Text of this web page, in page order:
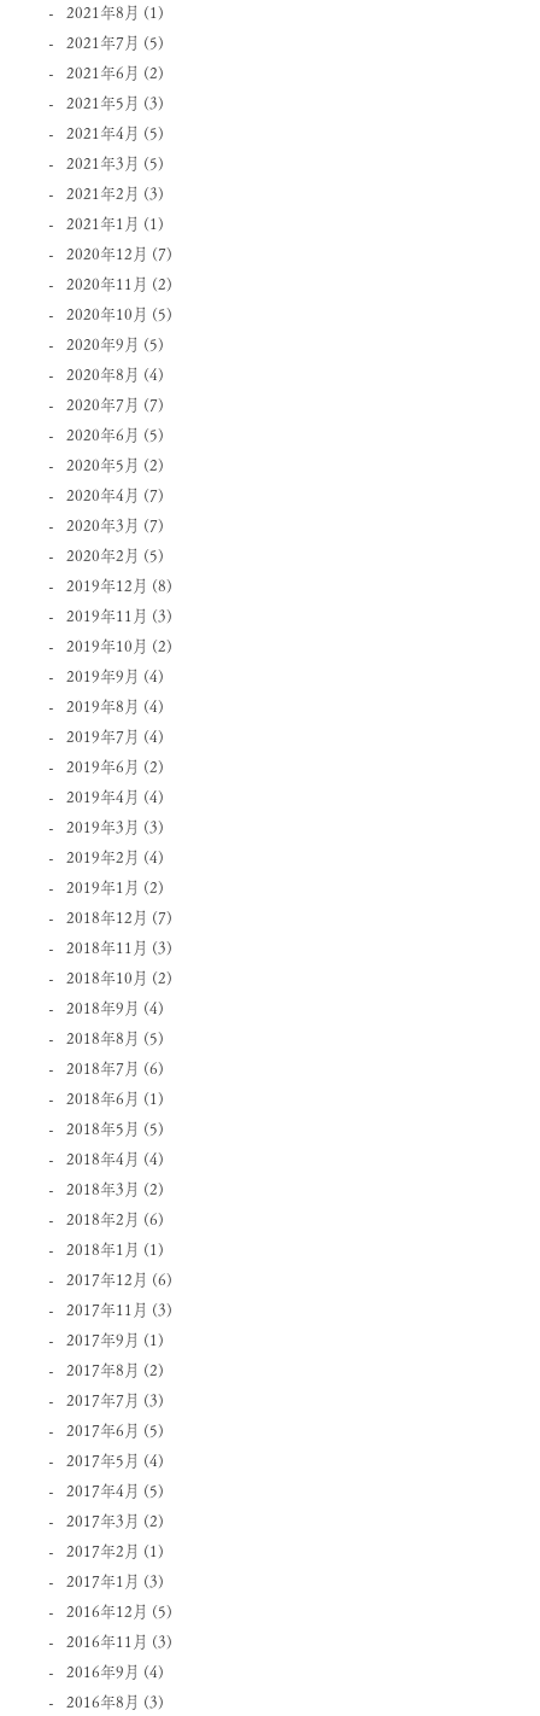
2021年8月 (1)
2021年7月 (5)
2021年6月 (2)
2021年5月 (3)
2021年4月 (5)
2021年3月 (5)
2021年2月 (3)
2021年1月 (1)
2020年12月 (7)
2020年11月 (2)
2020年10月 (5)
2020年9月 (5)
2020年8月 (4)
2020年7月 (7)
2020年6月 (5)
2020年5月 (2)
2020年4月 (7)
2020年3月 (7)
2020年2月 (5)
2019年12月 (8)
2019年11月 (3)
2019年10月 (2)
2019年9月 (4)
2019年8月 (4)
2019年7月 (4)
2019年6月 (2)
2019年4月 (4)
2019年3月 (3)
2019年2月 (4)
2019年1月 (2)
2018年12月 (7)
2018年11月 (3)
2018年10月 (2)
2018年9月 (4)
2018年8月 (5)
2018年7月 (6)
2018年6月 (1)
2018年5月 (5)
2018年4月 (4)
2018年3月 (2)
2018年2月 (6)
2018年1月 (1)
2017年12月 (6)
2017年11月 (3)
2017年9月 (1)
2017年8月 (2)
2017年7月 (3)
2017年6月 (5)
2017年5月 (4)
2017年4月 (5)
2017年3月 (2)
2017年2月 (1)
2017年1月 (3)
2016年12月 (5)
2016年11月 (3)
2016年9月 (4)
2016年8月 (3)